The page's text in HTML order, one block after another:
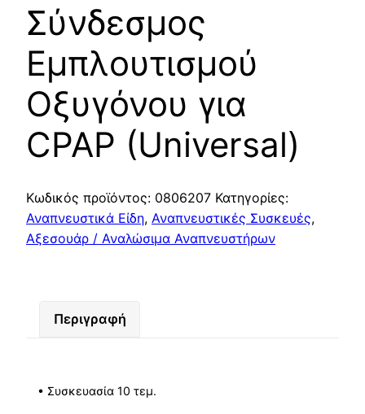
Σύνδεσμος
Εμπλουτισμού
Οξυγόνου για
CPAP (Universal)
Κωδικός προϊόντος: 0806207 Κατηγορίες:
Αναπνευστικά Είδη, Αναπνευστικές Συσκευές,
Αξεσουάρ / Αναλώσιμα Αναπνευστήρων
Περιγραφή
• Συσκευασία 10 τεμ.